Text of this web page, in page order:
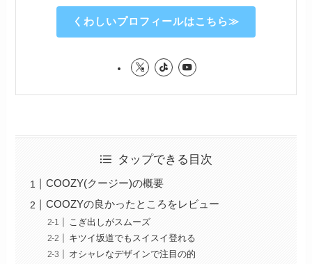
くわしいプロフィールはこちら≫
タップできる目次
COOZY(クージー)の概要
COOZYの良かったところをレビュー
こぎ出しがスムーズ
キツイ坂道でもスイスイ登れる
オシャレなデザインで注目の的